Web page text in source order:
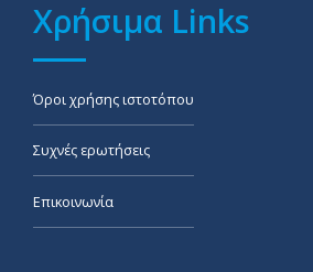
Χρήσιμα Links
Όροι χρήσης ιστοτόπου
Συχνές ερωτήσεις
Επικοινωνία